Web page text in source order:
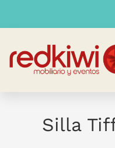
Silla